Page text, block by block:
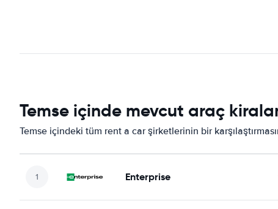
Temse içinde mevcut araç
Temse içindeki tüm rent a car şirketlerinin bir
Enterprise